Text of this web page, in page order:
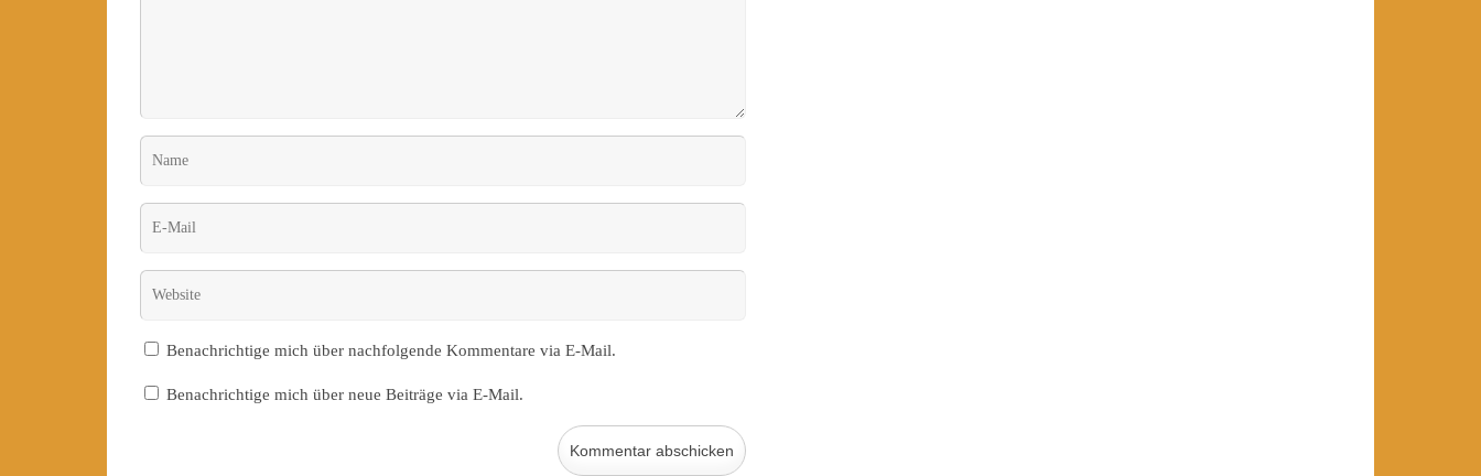
Benachrichtige mich über nachfolgende Kommentare via E-Mail.
Benachrichtige mich über neue Beiträge via E-Mail.